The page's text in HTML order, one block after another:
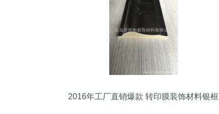
2016年工厂直销爆款 转印膜装饰材料银框